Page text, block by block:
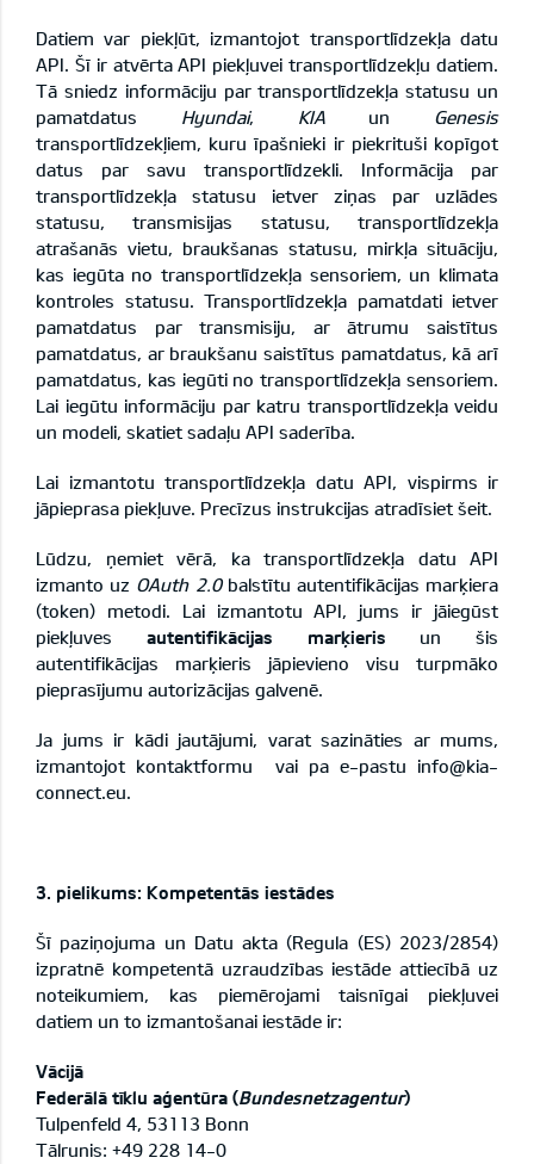
Datiem var piekļūt, izmantojot transportlīdzekļa datu
API. Šī ir atvērta API piekļuvei transportlīdzekļu datiem.
Tā sniedz informāciju par transportlīdzekļa statusu un
pamatdatus Hyundai, KIAun Genesis
transportlīdzekļiem, kuru īpašnieki ir piekrituši kopīgot
datus par savu transportlīdzekli. Informācija par
transportlīdzekļa statusu ietver ziņas par uzlādes
statusu, transmisijas statusu, transportlīdzekļa
atrašanās vietu, braukšanas statusu, mirkļa situāciju,
kas iegūta no transportlīdzekļa sensoriem, un klimata
kontroles statusu. Transportlīdzekļa pamatdati ietver
pamatdatus par transmisiju, ar ātrumu saistītus
pamatdatus, ar braukšanu saistītus pamatdatus, kā arī
pamatdatus, kas iegūti no transportlīdzekļa sensoriem.
Lai iegūtu informāciju par katru transportlīdzekļa veidu
un modeli, skatiet sadaļu API saderība.
Lai izmantotu transportlīdzekļa datu API, vispirms ir
jāpieprasa piekļuve. Precīzus instrukcijas atradīsiet šeit.
Lūdzu, ņemiet vērā, ka transportlīdzekļa datu API
izmanto uz OAuth 2.0balstītu autentifikācijas marķiera
(token) metodi. Lai izmantotu API, jums ir jāiegūst
piekļuves autentifikācijas marķieris un šis
autentifikācijas marķieris jāpievieno visu turpmāko
pieprasījumu autorizācijas galvenē.
Ja jums ir kādi jautājumi, varat sazināties ar mums,
izmantojot kontaktformu vai pa e-pastu info@kia-
connect.eu.
3. pielikums: Kompetentās iestādes
Šī paziņojuma un Datu akta (Regula (ES) 2023/2854)
izpratnē kompetentā uzraudzības iestāde attiecībā uz
noteikumiem, kas piemērojami taisnīgai piekļuvei
datiem un to izmantošanai iestāde ir:
Vācijā
Federālā tīklu aģentūra (Bundesnetzagentur)
Tulpenfeld 4, 53113 Bonn
Tālrunis: +49 228 14-0